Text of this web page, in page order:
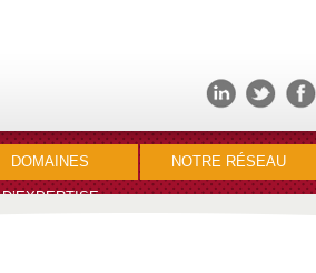
DOMAINES
D’EXPERTISE
NOTRE RÉSEAU